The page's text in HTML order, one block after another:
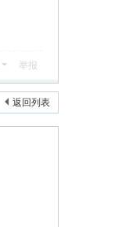
举报
返回列表